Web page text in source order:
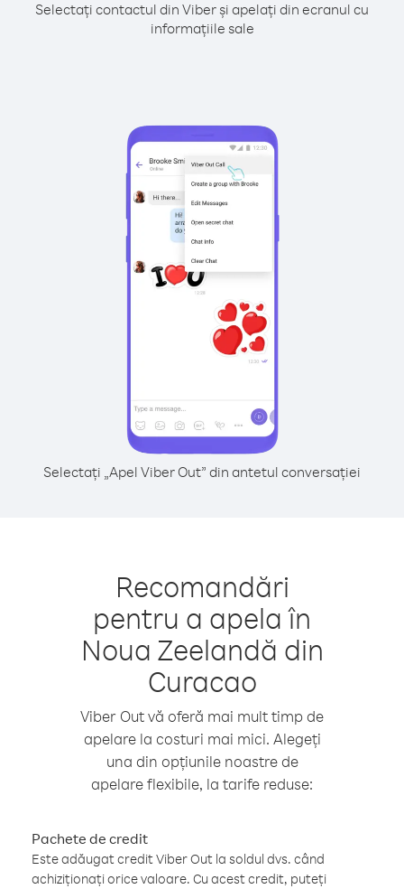
Selectați contactul din Viber și apelați din ecranul cu
informațiile sale
Selectați „Apel Viber Out” din antetul conversației
Recomandări
pentru a apela în
Noua Zeelandă din
Curacao
Viber Out vă oferă mai mult timp de
apelare la costuri mai mici. Alegeți
una din opțiunile noastre de
apelare flexibile, la tarife reduse:
Pachete de credit
Este adăugat credit Viber Out la soldul dvs. când
achiziționați orice valoare. Cu acest credit, puteți